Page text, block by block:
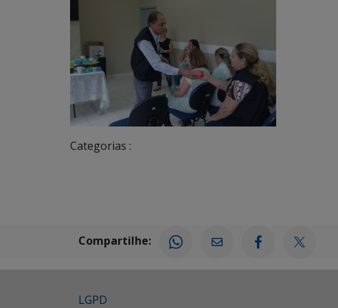
Categorias :
Compartilhe:
LGPD